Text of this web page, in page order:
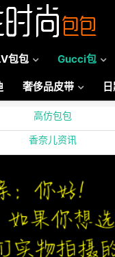
包包 Gucci包
奢侈品皮带
高仿包包
香奈儿资讯